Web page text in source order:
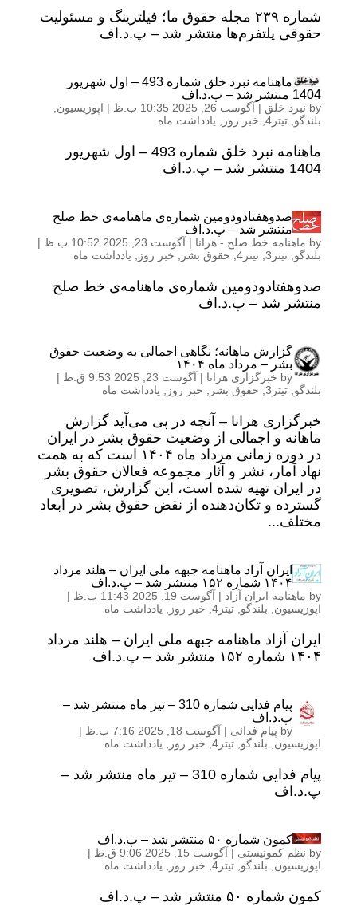
شماره ۲۳۹ مجله حقوق ما؛ فیلترینگ و مسئولیت
حقوقی پلتفرم‌ها منتشر شد – پ.د.اف
ماهنامه نبرد خلق شماره 493 – اول شهریور
1404 منتشر شد – پ.د.اف
by نبرد خلق | آگوست 26, 2025 10:35 ب.ظ | اپوزیسیون
بلندگو تیتر4 , خبر روز یادداشت ماه
ماهنامه نبرد خلق شماره 493 – اول شهریور
1404 منتشر شد – پ.د.اف
صدوهفتادودومین شماره‌ی ماهنامه‌ی خط صلح
منتشر شد – پ.د.اف
by ماهنامه خط صلح - هرانا | آگوست 23, 2025 10:52 ب.ظ
|
بلندگو تیتر3 , تیتر4 , حقوق بشر خبر روز یادداشت ماه
صدوهفتادودومین شماره‌ی ماهنامه‌ی خط صلح
منتشر شد – پ.د.اف
گزارش ماهانه؛ نگاهی اجمالی به وضعیت حقوق
بشر – مرداد ماه ۱۴۰۴
by خبرگزاری هرانا | آگوست 23, 2025 9:53 ق.ظ
|
بلندگو تیتر3 , حقوق بشر خبر روز یادداشت ماه
خبرگزاری هرانا – آنچه در پی می‌آید گزارش
ماهانه و اجمالی از وضعیت حقوق بشر در ایران
در دوره زمانی مرداد ماه ۱۴۰۴ است که به همت
نهاد آمار، نشر و آثار مجموعه فعالان حقوق بشر
در ایران تهیه شده است، این گزارش، تصویری
گسترده و تکان‌دهنده از نقض حقوق بشر در ابعاد
مختلف...
ایران آزاد ماهنامه جبهه ملی ایران – هلند مرداد
۱۴۰۴ شماره ۱۵۲ منتشر شد – پ.د.اف
by ماهنامه ایران آزاد | آگوست 19, 2025 11:43 ب.ظ
|
اپوزیسیون
بلندگو تیتر4 , خبر روز یادداشت ماه
ایران آزاد ماهنامه جبهه ملی ایران – هلند مرداد
۱۴۰۴ شماره ۱۵۲ منتشر شد – پ.د.اف
پیام فدایی شماره 310 – تیر ماه منتشر شد –
پ.د.اف
by پیام فدائی | آگوست 18, 2025 7:16 ب.ظ
|
اپوزیسیون
بلندگو تیتر4 , خبر روز یادداشت ماه
پیام فدایی شماره 310 – تیر ماه منتشر شد –
پ.د.اف
کمون شماره ۵۰ منتشر شد – پ.د.اف
by نظم کمونیستی | آگوست 15, 2025 9:06 ق.ظ
|
اپوزیسیون
بلندگو تیتر4 , خبر روز یادداشت ماه
کمون شماره ۵۰ منتشر شد – پ.د.اف